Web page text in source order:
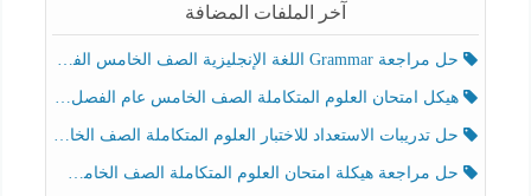
آخر الملفات المضافة
حل مراجعة Grammar اللغة الإنجليزية الصف الخامس الفصل الثالث
هيكل امتحان العلوم المتكاملة الصف الخامس عام الفصل الدراسي الثالث 2025-2026
حل تدريبات الاستعداد للاختبار العلوم المتكاملة الصف الخامس عام الفصل الثالث
حل مراجعة هيكلة امتحان العلوم المتكاملة الصف الخامس انسبير الفصل الثالث